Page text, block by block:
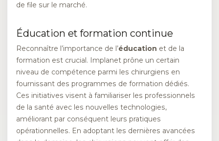
de file sur le marché.
Éducation et formation continue
Reconnaître l’importance de l’éducation et de la
formation est crucial. Implanet prône un certain
niveau de compétence parmi les chirurgiens en
fournissant des programmes de formation dédiés.
Ces initiatives visent à familiariser les professionnels
de la santé avec les nouvelles technologies,
améliorant par conséquent leurs pratiques
opérationnelles. En adoptant les dernières avancées